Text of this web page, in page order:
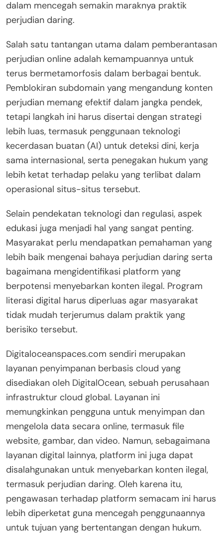
dalam mencegah semakin maraknya praktik
perjudian daring.
Salah satu tantangan utama dalam pemberantasan
perjudian online adalah kemampuannya untuk
terus bermetamorfosis dalam berbagai bentuk.
Pemblokiran subdomain yang mengandung konten
perjudian memang efektif dalam jangka pendek,
tetapi langkah ini harus disertai dengan strategi
lebih luas, termasuk penggunaan teknologi
kecerdasan buatan (AI) untuk deteksi dini, kerja
sama internasional, serta penegakan hukum yang
lebih ketat terhadap pelaku yang terlibat dalam
operasional situs-situs tersebut.
Selain pendekatan teknologi dan regulasi, aspek
edukasi juga menjadi hal yang sangat penting.
Masyarakat perlu mendapatkan pemahaman yang
lebih baik mengenai bahaya perjudian daring serta
bagaimana mengidentifikasi platform yang
berpotensi menyebarkan konten ilegal. Program
literasi digital harus diperluas agar masyarakat
tidak mudah terjerumus dalam praktik yang
berisiko tersebut.
Digitaloceanspaces.com sendiri merupakan
layanan penyimpanan berbasis cloud yang
disediakan oleh DigitalOcean, sebuah perusahaan
infrastruktur cloud global. Layanan ini
memungkinkan pengguna untuk menyimpan dan
mengelola data secara online, termasuk file
website, gambar, dan video. Namun, sebagaimana
layanan digital lainnya, platform ini juga dapat
disalahgunakan untuk menyebarkan konten ilegal,
termasuk perjudian daring. Oleh karena itu,
pengawasan terhadap platform semacam ini harus
lebih diperketat guna mencegah penggunaannya
untuk tujuan yang bertentangan dengan hukum.